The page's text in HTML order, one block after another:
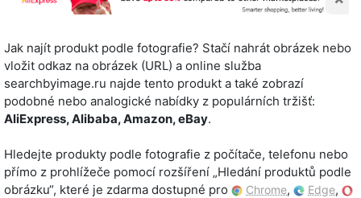
Jak najít produkt podle fotografie? Stačí nahrát obrázek nebo
vložit odkaz na obrázek (URL) a online služba
searchbyimage.ru najde tento produkt a také zobrazí
podobné nebo analogické nabídky z populárních tržišť:
AliExpress, Alibaba, Amazon, eBay.
Hledejte produkty podle fotografie z počítače, telefonu nebo
přímo z prohlížeče pomocí rozšíření „Hledání produktů podle
obrázku“, které je zdarma dostupné pro
Chrome, Edge,